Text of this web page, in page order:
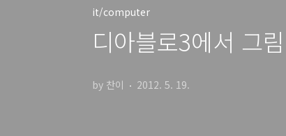
it/computer
디아블로3에서 그
by 찬이 2012. 5. 19.